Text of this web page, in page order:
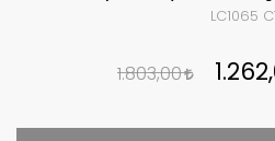
LC1065
1.803,00